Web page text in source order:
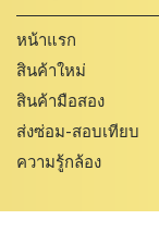
หน้าแรก
สินค้าใหม่
สินค้ามือสอง
ส่งซ่อม-สอบเทียบ
ความรู้กล้อง